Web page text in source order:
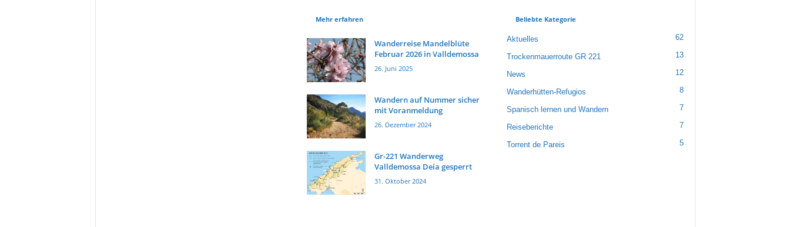
Mehr erfahren
Wanderreise Mandelblüte
Februar 2026 in Valldemossa
26. Juni 2025
Wandern auf Nummer sicher
mit Voranmeldung
26. Dezember 2024
Gr-221 Wanderweg
Valldemossa Deía gesperrt
31. Oktober 2024
Beliebte Kategorie
Aktuelles 62
Trockenmauerroute GR 221 13
News 12
Wanderhütten-Refugios 8
Spanisch lernen und Wandern 7
Reiseberichte 7
Torrent de Pareis 5